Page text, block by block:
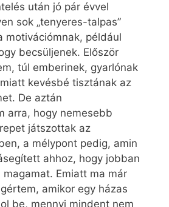
után jó pár évvel
sok „tenyeres-talpas”
motivációmnak, például
becsüljenek. Először
túl emberinek, gyarlónak
kevésbé tisztának az
De aztán
arra, hogy nemesebb
játszottak az
a mélypont pedig, amin
ahhoz, hogy jobban
Emiatt ma már
amikor egy házas
be, mennyi mindent nem